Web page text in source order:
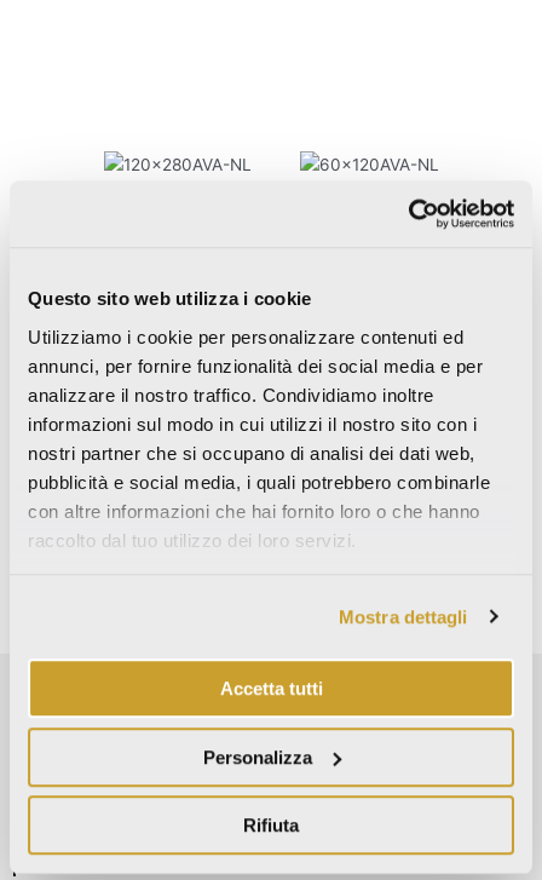
Questo sito web utilizza i cookie
Utilizziamo i cookie per personalizzare contenuti ed
annunci, per fornire funzionalità dei social media e per
analizzare il nostro traffico. Condividiamo inoltre
informazioni sul modo in cui utilizzi il nostro sito con i
nostri partner che si occupano di analisi dei dati web,
pubblicità e social media, i quali potrebbero combinarle
con altre informazioni che hai fornito loro o che hanno
raccolto dal tuo utilizzo dei loro servizi.
Mostra dettagli
Accetta tutti
Personalizza
Rifiuta
120×280
Nat Ret
Lap Ret
60×120
Nat Ret
Lap Ret
Decori
room simulator
Scopri come i nostri prodotti
prova ora